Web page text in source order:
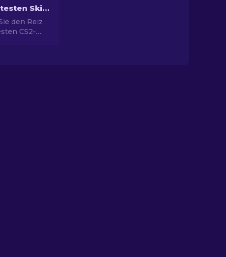
Die Beliebtesten Skins in CS2
den Reiz
CS2-